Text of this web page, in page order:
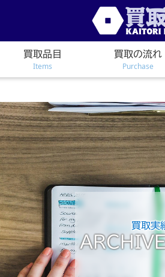
買取実
買取品目
Items
買取の流れ
Purchase